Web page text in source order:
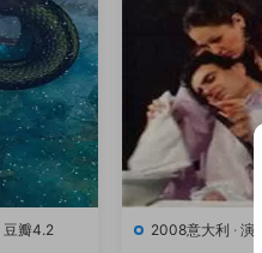
豆瓣4.2 2008意大利 · 演